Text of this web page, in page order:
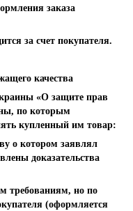
заказа
за счет покупателя.
качества
«О защите прав
по которым
купленный им товар:
о котором заявлял
доказательства
требованиям, но по
(оформляется